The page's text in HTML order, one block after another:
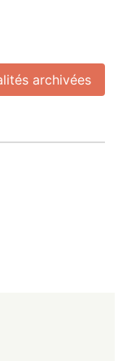
archivées